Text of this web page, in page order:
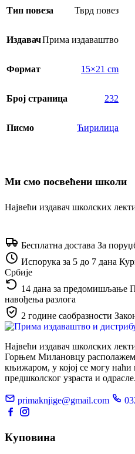
Тип повеза Тврд повез
ИздавачПрима издаваштво
Формат 15×21 cm
Број страница 232
Писмо Ћирилица
Ми смо посвећени школи
Највећи издавач школских
Бесплатна достава За
Испорука за 5 до 7 дана
Србије
14 дана за предомишљање
навођења разлога
2 године саобразности
Највећи издавач школских
Горњем Милановцу
књижаром, у којој се могу
предшколског узраста и одрасле.
primaknjige@gmail.com
Куповина